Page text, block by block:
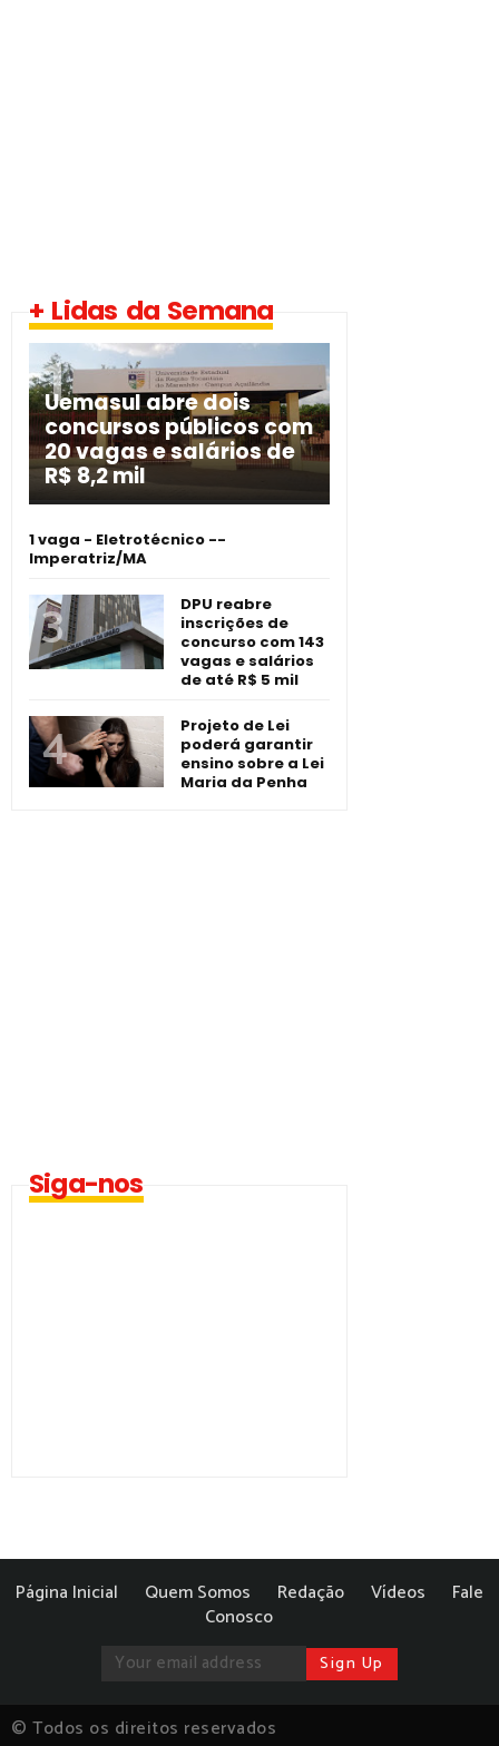
+ Lidas da Semana
Uemasul abre dois
concursos públicos com
20 vagas e salários de
R$ 8,2 mil
1 vaga - Eletrotécnico -­
Imperatriz/MA
DPU reabre
inscrições de
concurso com 143
vagas e salários
de até R$ 5 mil
Projeto de Lei
poderá garantir
ensino sobre a Lei
Maria da Penha
Siga-nos
Página Inicial Quem Somos Redação Vídeos
Fale
Conosco
© Todos os direitos reservados